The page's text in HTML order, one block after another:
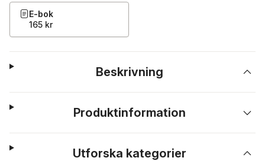
E-bok
165 kr
Beskrivning
Produktinformation
Utforska kategorier